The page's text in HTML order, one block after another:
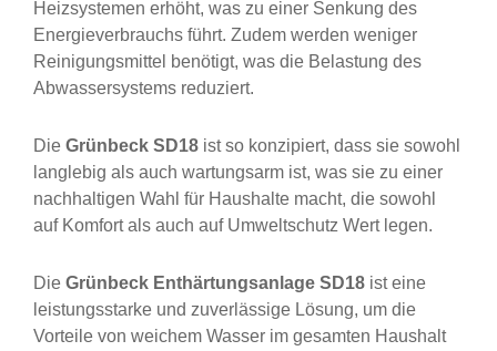
Heizsystemen erhöht, was zu einer Senkung des
Energieverbrauchs führt. Zudem werden weniger
Reinigungsmittel benötigt, was die Belastung des
Abwassersystems reduziert.
Die Grünbeck SD18 ist so konzipiert, dass sie sowohl
langlebig als auch wartungsarm ist, was sie zu einer
nachhaltigen Wahl für Haushalte macht, die sowohl
auf Komfort als auch auf Umweltschutz Wert legen.
Die Grünbeck Enthärtungsanlage SD18 ist eine
leistungsstarke und zuverlässige Lösung, um die
Vorteile von weichem Wasser im gesamten Haushalt